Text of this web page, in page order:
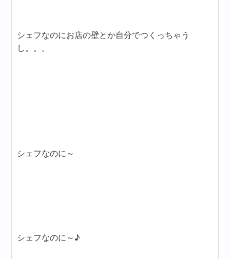
シェフなのにお店の壁とか自分でつくっちゃう
し。。。
シェフなのに～
シェフなのに～♪